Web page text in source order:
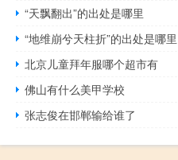
“天飘翻出”的出处是哪里
“地维崩兮天柱折”的出处是哪里
北京儿童拜年服哪个超市有
佛山有什么美甲学校
张志俊在邯郸输给谁了